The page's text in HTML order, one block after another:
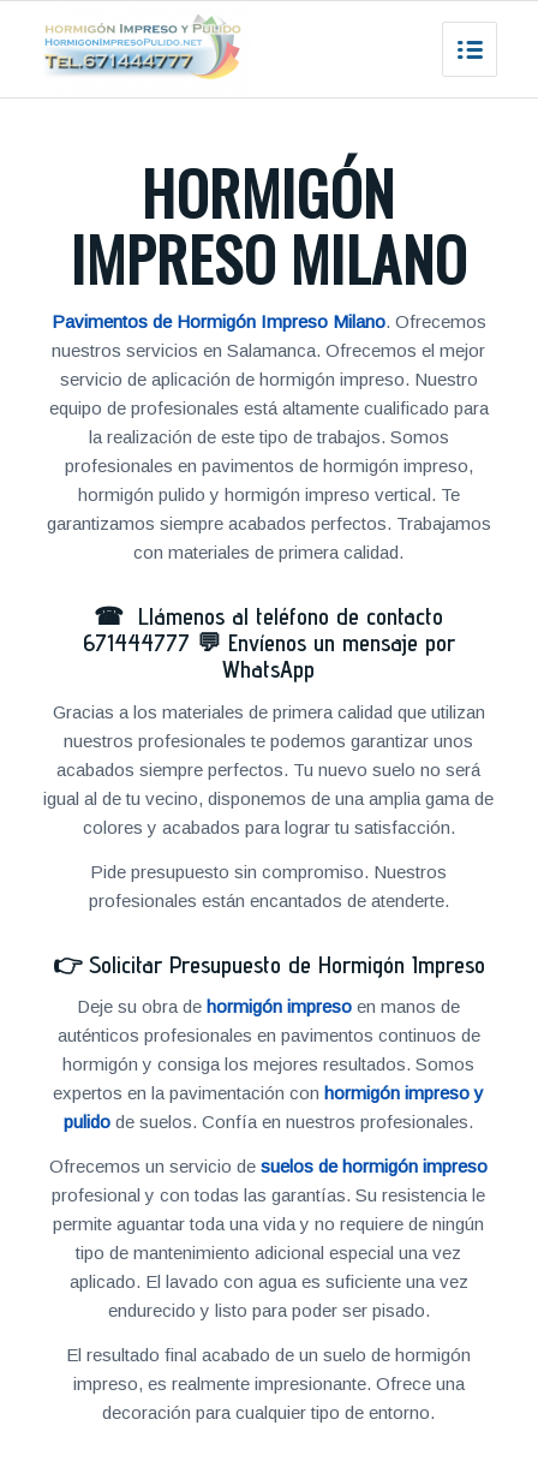
HORMIGÓN
IMPRESO MILANO
Pavimentos de Hormigón Impreso Milano. Ofrecemos
nuestros servicios en Salamanca. Ofrecemos el mejor
servicio de aplicación de hormigón impreso. Nuestro
equipo de profesionales está altamente cualificado para
la realización de este tipo de trabajos. Somos
profesionales en pavimentos de hormigón impreso,
hormigón pulido y hormigón impreso vertical. Te
garantizamos siempre acabados perfectos. Trabajamos
con materiales de primera calidad.
☎ Llámenos al teléfono de contacto
671444777 💬 Envíenos un mensaje por
WhatsApp
Gracias a los materiales de primera calidad que utilizan
nuestros profesionales te podemos garantizar unos
acabados siempre perfectos. Tu nuevo suelo no será
igual al de tu vecino, disponemos de una amplia gama de
colores y acabados para lograr tu satisfacción.
Pide presupuesto sin compromiso. Nuestros
profesionales están encantados de atenderte.
👉 Solicitar Presupuesto de Hormigón Impreso
Deje su obra dehormigón impreso en manos de
auténticos profesionales en pavimentos continuos de
hormigón y consiga los mejores resultados. Somos
expertos en la pavimentación conhormigón impreso y
pulido de suelos. Confía en nuestros profesionales.
Ofrecemos un servicio desuelos de hormigón impreso
profesional y con todas las garantías. Su resistencia le
permite aguantar toda una vida y no requiere de ningún
tipo de mantenimiento adicional especial una vez
aplicado. El lavado con agua es suficiente una vez
endurecido y listo para poder ser pisado.
El resultado final acabado de un suelo de hormigón
impreso, es realmente impresionante. Ofrece una
decoración para cualquier tipo de entorno.